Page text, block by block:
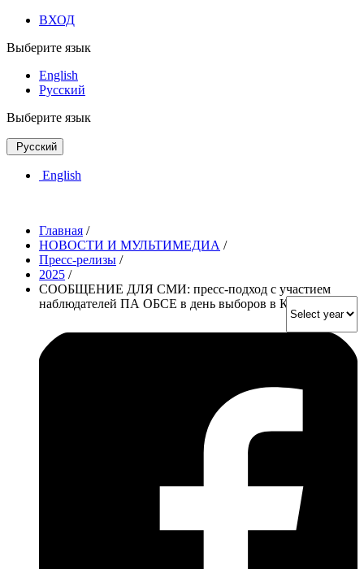
ВХОД
Выберите язык
English
Русский
Выберите язык
Русский
English
Главная /
НОВОСТИ И МУЛЬТИМЕДИА /
Пресс-релизы /
2025 /
СООБЩЕНИЕ ДЛЯ СМИ: пресс-подход с участием
наблюдателей ПА ОБСЕ в день выборов в Кыргызстане